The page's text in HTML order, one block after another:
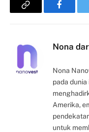
Copy
Nona
Nona
pada
Amerika,
untuk